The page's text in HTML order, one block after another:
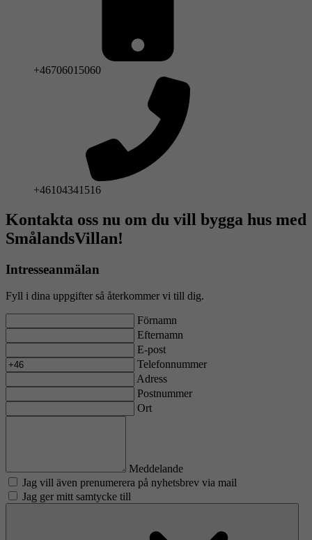
+46706015060
+46104341516
Kontakta oss nu om du vill bygga hus med
SmålandsVillan!
Intresseanmälan
Fyll i dina uppgifter så återkommer vi till dig.
Förnamn
Efternamn
E-post
Telefonnummer
Adress
Postnummer
Ort
Meddelande
Jag vill även prenumerera på nyhetsbrev via mail
Jag ger mitt samtycke till